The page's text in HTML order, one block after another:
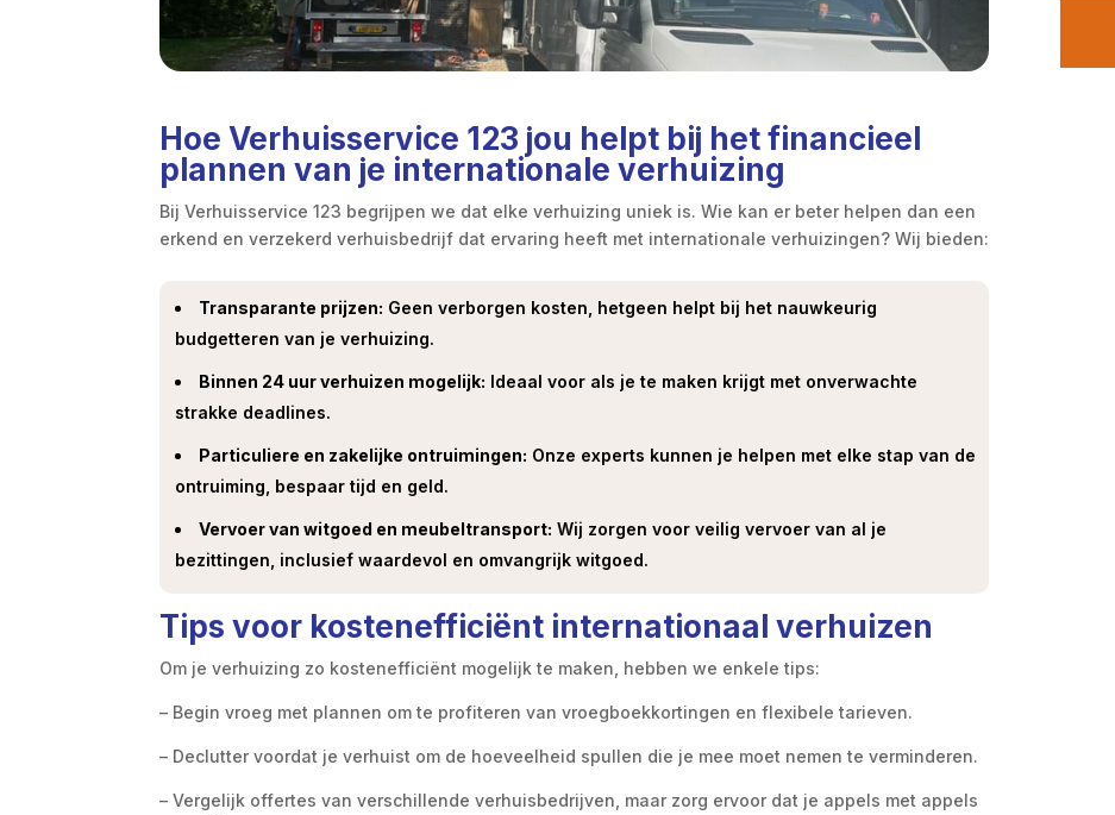
Hoe Verhuisservice 123 jou helpt bij het financieel
plannen van je internationale verhuizing
Bij Verhuisservice 123 begrijpen we dat elke verhuizing uniek is. Wie kan er beter helpen dan een
erkend en verzekerd verhuisbedrijf dat ervaring heeft met internationale verhuizingen? Wij bieden:
Transparante prijzen: Geen verborgen kosten, hetgeen helpt bij het nauwkeurig
budgetteren van je verhuizing.
Binnen 24 uur verhuizen mogelijk: Ideaal voor als je te maken krijgt met onverwachte
strakke deadlines.
Particuliere en zakelijke ontruimingen: Onze experts kunnen je helpen met elke stap van de
ontruiming, bespaar tijd en geld.
Vervoer van witgoed en meubeltransport: Wij zorgen voor veilig vervoer van al je
bezittingen, inclusief waardevol en omvangrijk witgoed.
Tips voor kostenefficiënt internationaal verhuizen
Om je verhuizing zo kostenefficiënt mogelijk te maken, hebben we enkele tips:
– Begin vroeg met plannen om te profiteren van vroegboekkortingen en flexibele tarieven.
– Declutter voordat je verhuist om de hoeveelheid spullen die je mee moet nemen te verminderen.
– Vergelijk offertes van verschillende verhuisbedrijven, maar zorg ervoor dat je appels met appels